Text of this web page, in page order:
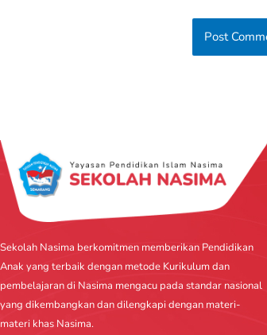
Sekolah Nasima berkomitmen memberikan Pendidikan
Anak yang terbaik dengan metode Kurikulum dan
pembelajaran di Nasima mengacu pada standar nasional
yang dikembangkan dan dilengkapi dengan materi-
materi khas Nasima.